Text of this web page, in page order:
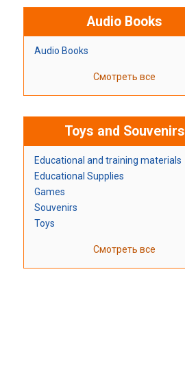
Audio Books
Audio Books
Смотреть все
Toys and Souvenirs
Educational and training materials
Educational Supplies
Games
Souvenirs
Toys
Смотреть все